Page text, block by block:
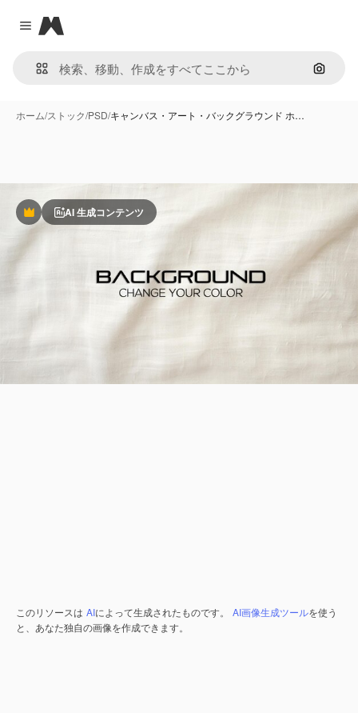
Close menu
Magnific
画像で
ホーム/ストック/PSD/キャンバス・アート・バックグラウンド ホ…
PremiumAI 生成コンテンツ
このリソースは AIによって生成されたものです。 AI画像生成ツールを使う
と、あなた独自の画像を作成できます。